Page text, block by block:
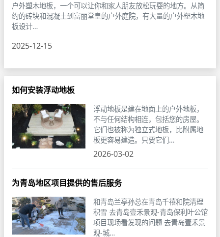
户外塑木地板，一个可以让你和家人朋友放松玩耍的地方。从简
约的砖块和混凝土到富丽堂皇的户外庭院，有大量的户外塑木地
板设计…
2025-12-15
如何安装浮动地板
浮动地板是建在地面上的户外地板，
不与任何结构相连，包括您的房屋。
它们也被称为独立式地板，比附属地
板更容易建造。只要它们…
2026-03-02
为青岛地区项目提供的售后服务
和青岛兰亭孙总在青岛千禧和院清理
积雪 去青岛壹禾景观-青岛保利叶公馆
项目现场看发现的问题 去青岛壹禾景
观-城…